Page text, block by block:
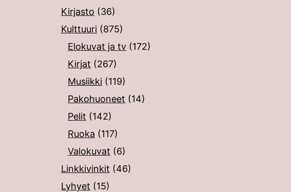
Kirjasto (36)
Kulttuuri (875)
Elokuvat ja tv (172)
Kirjat (267)
Musiikki (119)
Pakohuoneet (14)
Pelit (142)
Ruoka (117)
Valokuvat (6)
Linkkivinkit (46)
Lyhyet (15)